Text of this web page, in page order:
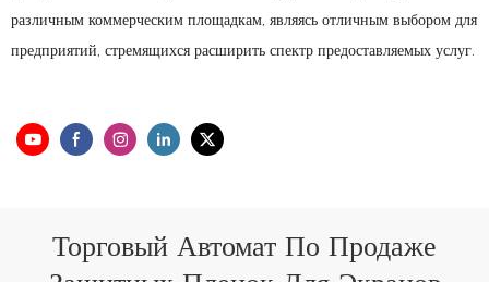
различным коммерческим площадкам, являясь отличным выбором для
предприятий, стремящихся расширить спектр предоставляемых услуг.
Торговый Автомат По Продаже